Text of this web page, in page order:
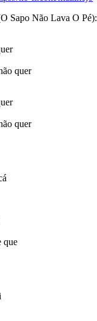
Sapo Não Lava O Pé):
quer
quer
que